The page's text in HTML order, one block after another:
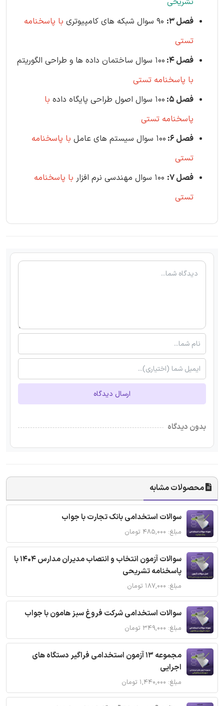
فصل 3:
با پاسخنامه
تستی
فصل 4:
100 سوال ساختمان داده ها و طراحی الگوریتم
با پاسخنامه تستی
فصل 5:
100 سوال اصول طراحی پایگاه داده
با
پاسخنامه تستی
فصل 6:
100 سوال سیستم های عامل
با پاسخنامه
تستی
فصل 7:
با پاسخنامه
تستی
ارسال دیدگاه
بدون دیدگاه
محصولات مشابه
سوالات استخدامی بانک تجارت با جواب
مبلغ: ۴۸۵,۰۰۰ تومان
سوالات آزمون انتخاب و انتصاب مدیران مدارس 1404 با
پاسخنامه تشریحی
مبلغ: ۱۸۷,۰۰۰ تومان
سوالات استخدامی شرکت فروغ سبز هامون با جواب
مبلغ: ۳۴۹,۰۰۰ تومان
مجموعه 13 آزمون استخدامی فراگیر دستگاه های
اجرایی
مبلغ: ۱,۴۴۰,۰۰۰ تومان